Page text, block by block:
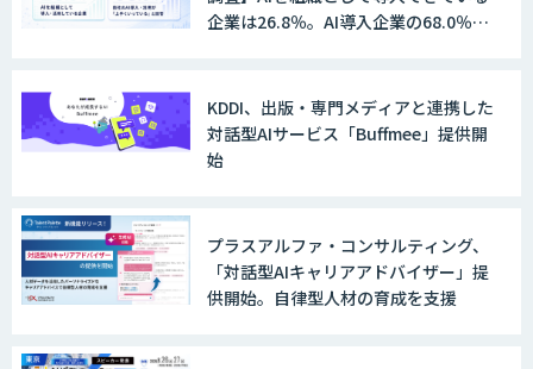
企業は26.8％。AI導入企業の68.0％
KDDI、出版・専門メディアと連携した
対話型AIサービス「Buffmee」提供開
始
プラスアルファ・コンサルティング、
「対話型AIキャリアアドバイザー」提
供開始。自律型人材の育成を支援